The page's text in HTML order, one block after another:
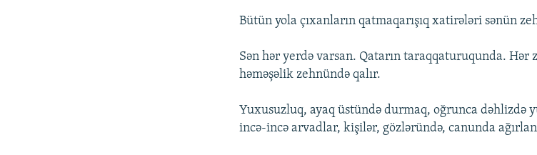
Bütün yola çıxanların qatmaqarışıq xatirələri sənün
Sən hər yerdə varsan. Qatarın taraqqaturuqunda. Hər
həməşəlik zehnündə qalır.
Yuxusuzluq, ayaq üstündə durmaq, oğrunca dəhlizdə
incə-incə arvadlar, kişilər, gözləründə, canunda